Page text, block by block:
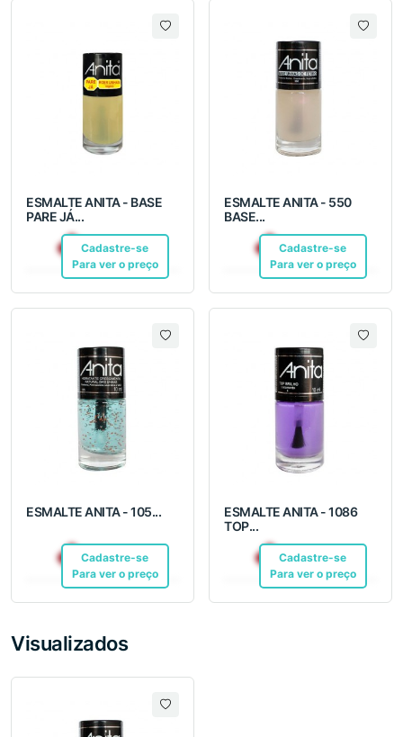
ESMALTE ANITA - BASE
PARE JÁ...
Cadastre-se
Para ver o preço
R$ 6,99Pix
ESMALTE ANITA - 550
BASE...
Cadastre-se
Para ver o preço
R$ 6,99Pix
ESMALTE ANITA - 105...
Cadastre-se
Para ver o preço
R$ 6,99Pix
ESMALTE ANITA - 1086
TOP...
Cadastre-se
Para ver o preço
R$ 6,99Pix
Visualizados